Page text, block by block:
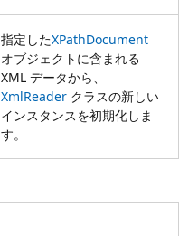
指定したXPathDocument
オブジェクトに含まれる
XML データから、
XmlReader クラスの新しい
インスタンスを初期化しま
す。